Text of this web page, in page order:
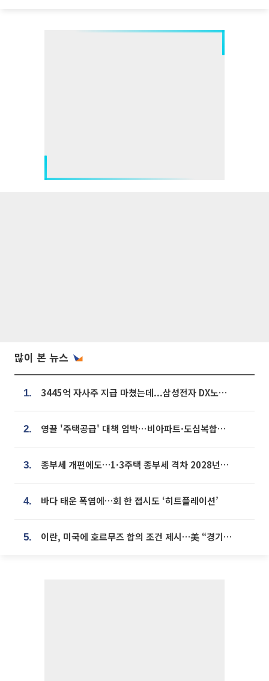
많이 본 뉴스
1. 3445억 자사주 지급 마쳤는데...삼성전자 DX노조, 뒤늦은 '떼쓰기 집회'
2. 영끌 '주택공급' 대책 임박⋯비아파트·도심복합까지 총동원
3. 종부세 개편에도…1·3주택 종부세 격차 2028년부터 확대
4. 바다 태운 폭염에…회 한 접시도 ‘히트플레이션’
5. 이란, 미국에 호르무즈 합의 조건 제시…美 “경기 아직 안 끝나” [종합]